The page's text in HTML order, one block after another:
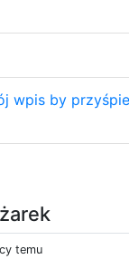
temu
wpis by